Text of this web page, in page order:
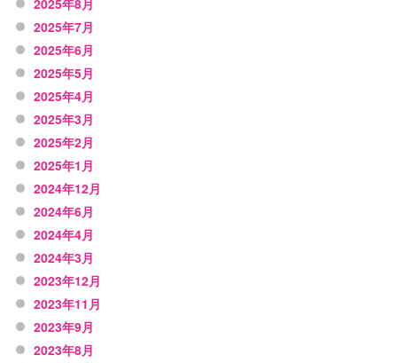
2025年8月
2025年7月
2025年6月
2025年5月
2025年4月
2025年3月
2025年2月
2025年1月
2024年12月
2024年6月
2024年4月
2024年3月
2023年12月
2023年11月
2023年9月
2023年8月